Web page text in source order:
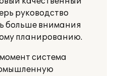
руководство
больше внимания
планированию.
система